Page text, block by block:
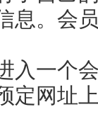
息。会
入一个
定网址